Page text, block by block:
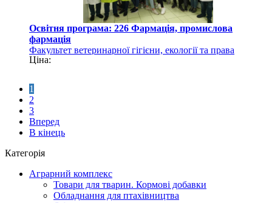
Освітня програма: 226 Фармація, промислова
фармація
Факультет ветеринарної гігієни, екології та права
Ціна:
1
2
3
Вперед
В кінець
Категорія
Аграрний комплекс
Товари для тварин. Кормові добавки
Обладнання для птахівництва